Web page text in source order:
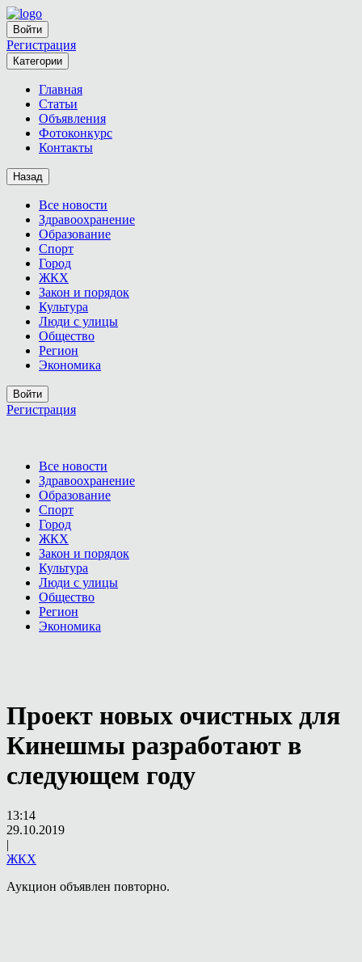
Войти
Регистрация
Категории
Главная
Статьи
Объявления
Фотоконкурс
Контакты
Назад
Все новости
Здравоохранение
Образование
Спорт
Город
ЖКХ
Закон и порядок
Культура
Люди с улицы
Общество
Регион
Экономика
Войти
Регистрация
Все новости
Здравоохранение
Образование
Спорт
Город
ЖКХ
Закон и порядок
Культура
Люди с улицы
Общество
Регион
Экономика
Проект новых очистных для
Кинешмы разработают в
следующем году
13:14
29.10.2019
|
ЖКХ
Аукцион объявлен повторно.